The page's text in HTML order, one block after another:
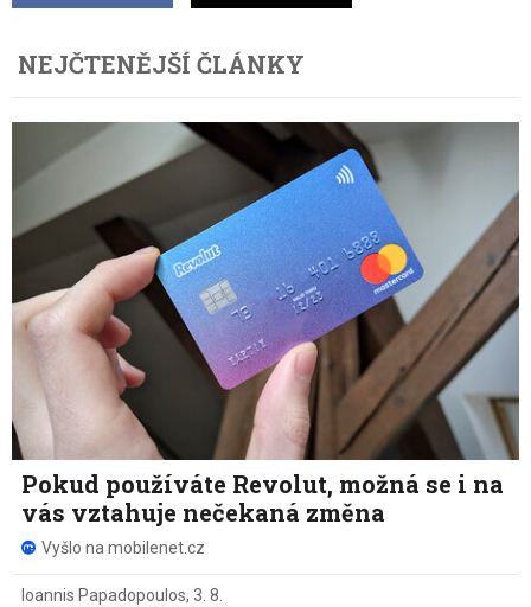
NEJČTENĚJŠÍ ČLÁNKY
Pokud používáte Revolut, možná se i na
vás vztahuje nečekaná změna
Vyšlo na mobilenet.cz
Ioannis Papadopoulos, 3. 8.